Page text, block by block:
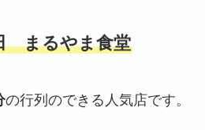
まるやま食堂
の行列のできる人気店です。